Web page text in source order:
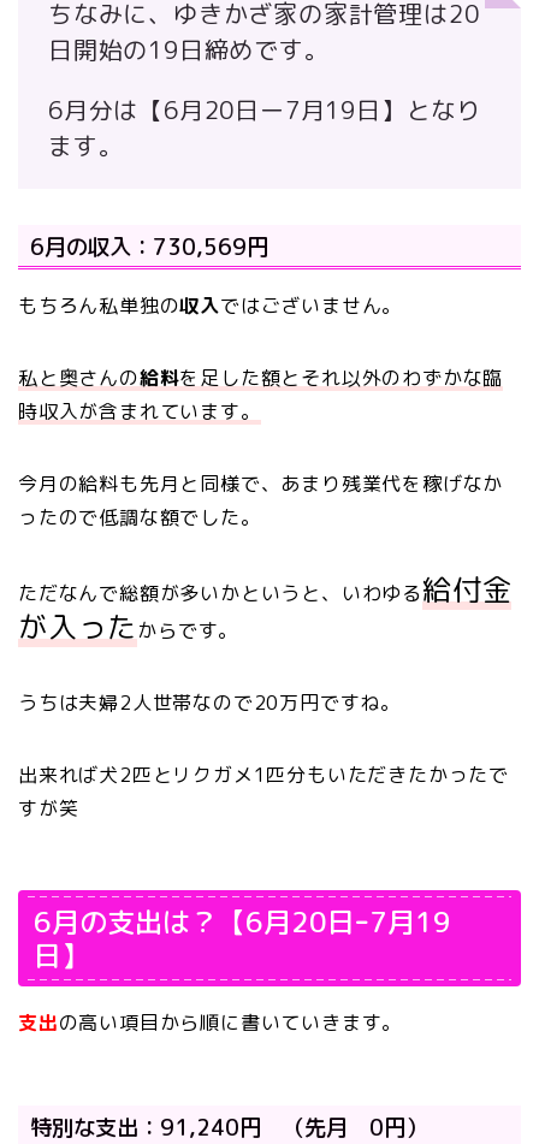
ちなみに、ゆきかざ家の家計管理は20
日開始の19日締めです。
6月分は 【6月20日ー7月19日】 となり
ます。
6月の収入：730,569円
もちろん私単独の収入ではございません。
私と奥さんの給料を足した額とそれ以外のわずかな臨
時収入が含まれています。
今月の給料も先月と同様で、あまり残業代を稼げなか
ったので低調な額でした。
ただなんで総額が多いかというと、いわゆる給付金
が入った からです。
うちは夫婦2人世帯なので20万円ですね。
出来れば犬2匹とリクガメ1匹分もいただきたかったで
すが笑
6月の支出は？【6月20日ｰ7月19
日】
支出の高い項目 から順に書いていきます。
特別な支出：91,240円 （先月 0円）